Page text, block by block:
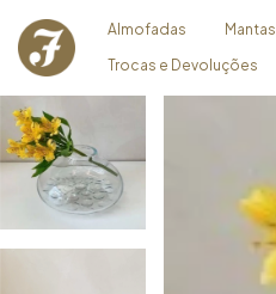
Almofadas Mantas
Trocas e Devoluções